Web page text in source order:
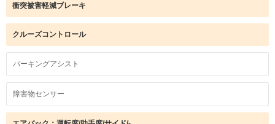
衝突被害軽減ブレーキ
クルーズコントロール
パーキングアシスト
障害物センサー